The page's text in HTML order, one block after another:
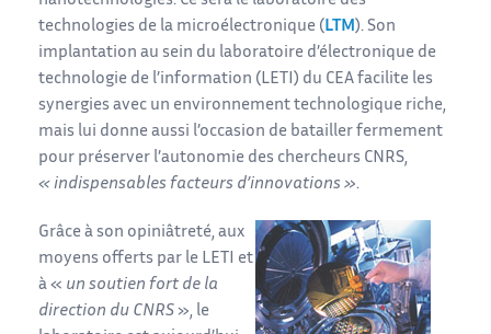
technologies de la microélectronique ( LTM ). Son
implantation au sein du laboratoire d’électronique de
technologie de l’information (LETI) du CEA facilite les
synergies avec un environnement technologique riche,
mais lui donne aussi l’occasion de batailler fermement
pour préserver l’autonomie des chercheurs CNRS,
« indispensables facteurs d’innovations ».
Grâce à son opiniâtreté, aux
moyens offerts par le LETI et
à « un soutien fort de la
direction du CNRS », le